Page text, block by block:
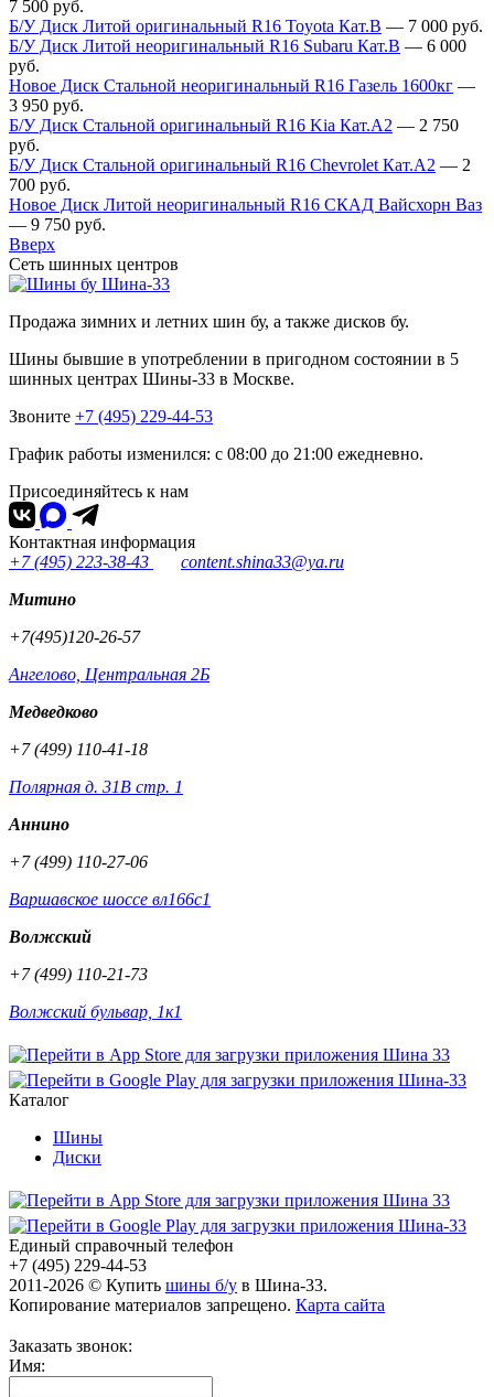
7 500 руб.
Б/У Диск Литой оригинальный R16 Toyota Кат.В — 7 000 руб.
Б/У Диск Литой неоригинальный R16 Subaru Кат.В — 6 000
руб.
Новое Диск Стальной неоригинальный R16 Газель 1600кг —
3 950 руб.
Б/У Диск Стальной оригинальный R16 Kia Кат.А2 — 2 750
руб.
Б/У Диск Стальной оригинальный R16 Chevrolet Кат.А2 — 2
700 руб.
Новое Диск Литой неоригинальный R16 СКАД Вайсхорн Ваз
— 9 750 руб.
Вверх
Сеть шинных центров
Шина-33
Продажа зимних и летних шин бу, а также дисков бу.
Шины бывшие в употреблении в пригодном состоянии в 5
шинных центрах Шины-33 в Москве.
Звоните +7 (495) 229-44-53
График работы изменился: с 08:00 до 21:00 ежедневно.
Присоединяйтесь к нам
Контактная информация
+7 (495) 223-38-43
content.shina33@ya.ru
Митино
+7(495)120-26-57
Ангелово, Центральная 2Б
Медведково
+7 (499) 110-41-18
Полярная д. 31В стр. 1
Аннино
+7 (499) 110-27-06
Варшавское шоссе вл166с1
Волжский
+7 (499) 110-21-73
Волжский бульвар, 1к1
Каталог
Шины
Диски
Единый справочный телефон
+7 (495) 229-44-53
2011-2026 © Купить шины б/у в Шина-33.
Копирование материалов запрещено. Карта сайта
Заказать звонок:
Имя: